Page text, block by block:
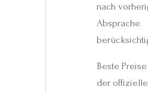
nach
Absprache
Beste
der